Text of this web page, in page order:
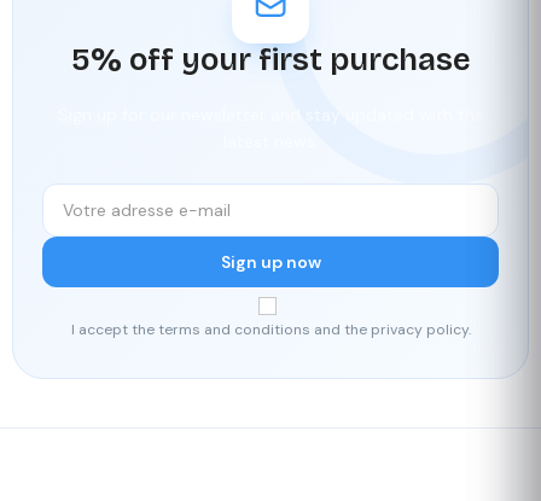
5% off your first purchase
Sign up now
I accept the terms and conditions and the privacy policy.